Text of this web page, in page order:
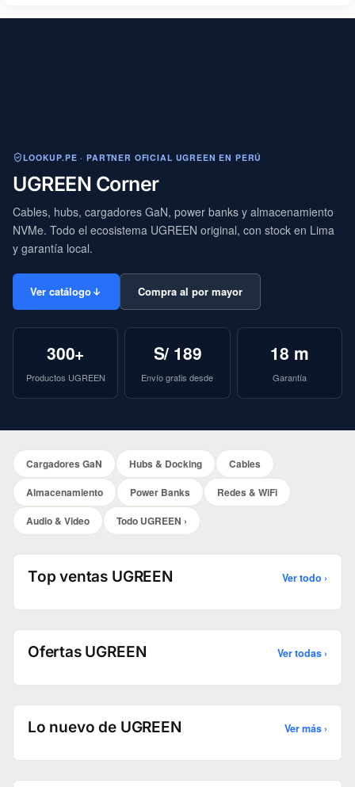
LOOKUP.PE · PARTNER OFICIAL UGREEN EN PERÚ
UGREEN Corner
Cables, hubs, cargadores GaN, power banks y almacenamiento
NVMe. Todo el ecosistema UGREEN original, con stock en Lima
y garantía local.
Ver catálogo Compra al por mayor
300+
Productos UGREEN
S/ 189
Envío gratis desde
18 m
Garantía
Cargadores GaN Hubs & Docking
Cables
Almacenamiento
Power Banks
Redes & WiFi
Audio & Video
Todo UGREEN ›
Top ventas UGREEN Ver todo ›
Ofertas UGREEN Ver todas ›
Lo nuevo de UGREEN Ver más ›